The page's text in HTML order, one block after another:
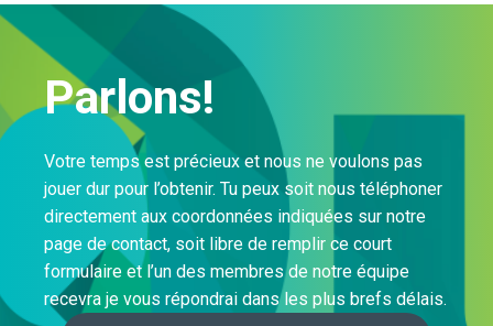
Parlons!
Votre temps est précieux et nous ne voulons pas
jouer dur pour l’obtenir. Tu peux soit nous téléphoner
directement aux coordonnées indiquées sur notre
page de contact, soit libre de remplir ce court
formulaire et l’un des membres de notre équipe
recevra je vous répondrai dans les plus brefs délais.